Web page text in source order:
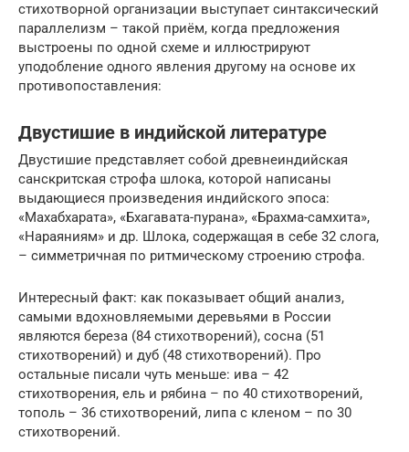
стихотворной организации выступает синтаксический
параллелизм – такой приём, когда предложения
выстроены по одной схеме и иллюстрируют
уподобление одного явления другому на основе их
противопоставления:
Двустишие в индийской литературе
Двустишие представляет собой древнеиндийская
санскритская строфа шлока, которой написаны
выдающиеся произведения индийского эпоса:
«Махабхарата», «Бхагавата-пурана», «Брахма-самхита»,
«Нараяниям» и др. Шлока, содержащая в себе 32 слога,
– симметричная по ритмическому строению строфа.
Интересный факт: как показывает общий анализ,
самыми вдохновляемыми деревьями в России
являются береза (84 стихотворений), сосна (51
стихотворений) и дуб (48 стихотворений). Про
остальные писали чуть меньше: ива – 42
стихотворения, ель и рябина – по 40 стихотворений,
тополь – 36 стихотворений, липа с кленом – по 30
стихотворений.